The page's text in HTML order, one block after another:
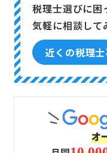
税理士選びに困
気軽に相談して
近くの税理
オ